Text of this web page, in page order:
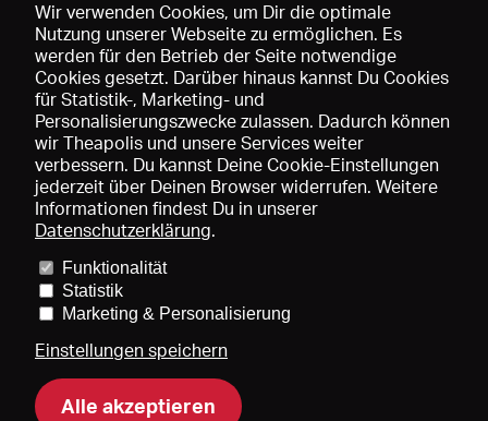
Speichern
Preise und Mitgliedschaften
Mediadaten
Über uns Impressum
Wir verwenden Cookies, um Dir die optimale
Nutzung unserer Webseite zu ermöglichen. Es
werden für den Betrieb der Seite notwendige
Cookies gesetzt. Darüber hinaus kannst Du Cookies
für Statistik-, Marketing- und
Personalisierungszwecke zulassen. Dadurch können
wir Theapolis und unsere Services weiter
verbessern. Du kannst Deine Cookie-Einstellungen
jederzeit über Deinen Browser widerrufen. Weitere
Informationen findest Du in unserer
Datenschutzerklärung.
Funktionalität
Statistik
Marketing & Personalisierung
Einstellungen speichern
Alle akzeptieren